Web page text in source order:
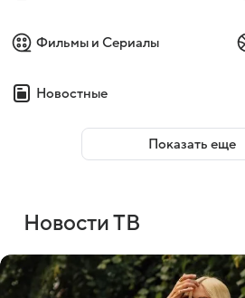
Фильмы и Сериалы
Новостные
Показать еще
Новости ТВ